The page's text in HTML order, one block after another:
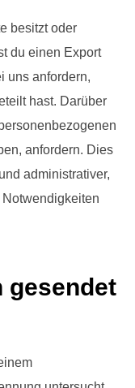
besitzt oder
du einen Export
uns anfordern,
hast. Darüber
anfordern. Dies
administrativer,
gesendet